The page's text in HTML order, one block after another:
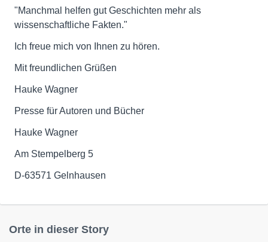
"Manchmal helfen gut Geschichten mehr als
wissenschaftliche Fakten."
Ich freue mich von Ihnen zu hören.
Mit freundlichen Grüßen
Hauke Wagner
Presse für Autoren und Bücher
Hauke Wagner
Am Stempelberg 5
D-63571 Gelnhausen
Orte in dieser Story